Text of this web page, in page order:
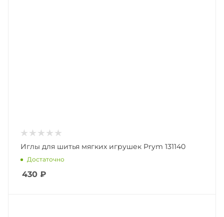
Иглы для шитья мягких игрушек Prym 131140
Достаточно
430 ₽